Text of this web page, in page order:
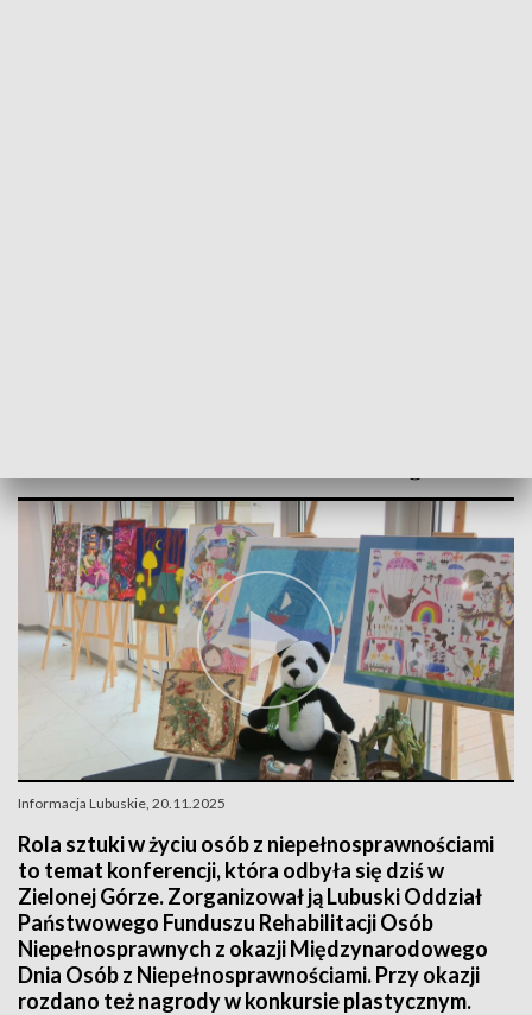
Informacja Lubuskie, 20.11.2025
Rola sztuki w życiu osób z niepełnosprawnościami
to temat konferencji, która odbyła się dziś w
Zielonej Górze. Zorganizował ją Lubuski Oddział
Państwowego Funduszu Rehabilitacji Osób
Niepełnosprawnych z okazji Międzynarodowego
Dnia Osób z Niepełnosprawnościami. Przy okazji
rozdano też nagrody w konkursie plastycznym.